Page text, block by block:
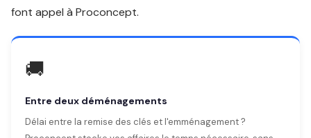
font appel à Proconcept.
🚚
Entre deux déménagements
Délai entre la remise des clés et l'emménagement ?